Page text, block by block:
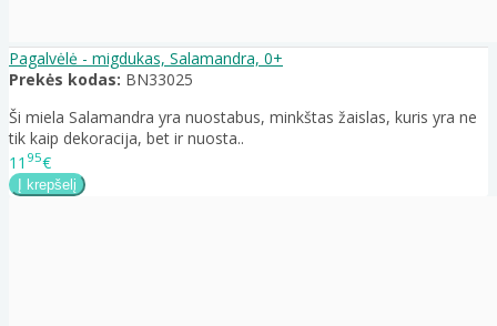
Pagalvėlė - migdukas, Salamandra, 0+
Prekės kodas: BN33025
Ši miela Salamandra yra nuostabus, minkštas žaislas, kuris yra ne
tik kaip dekoracija, bet ir nuosta..
11 95€